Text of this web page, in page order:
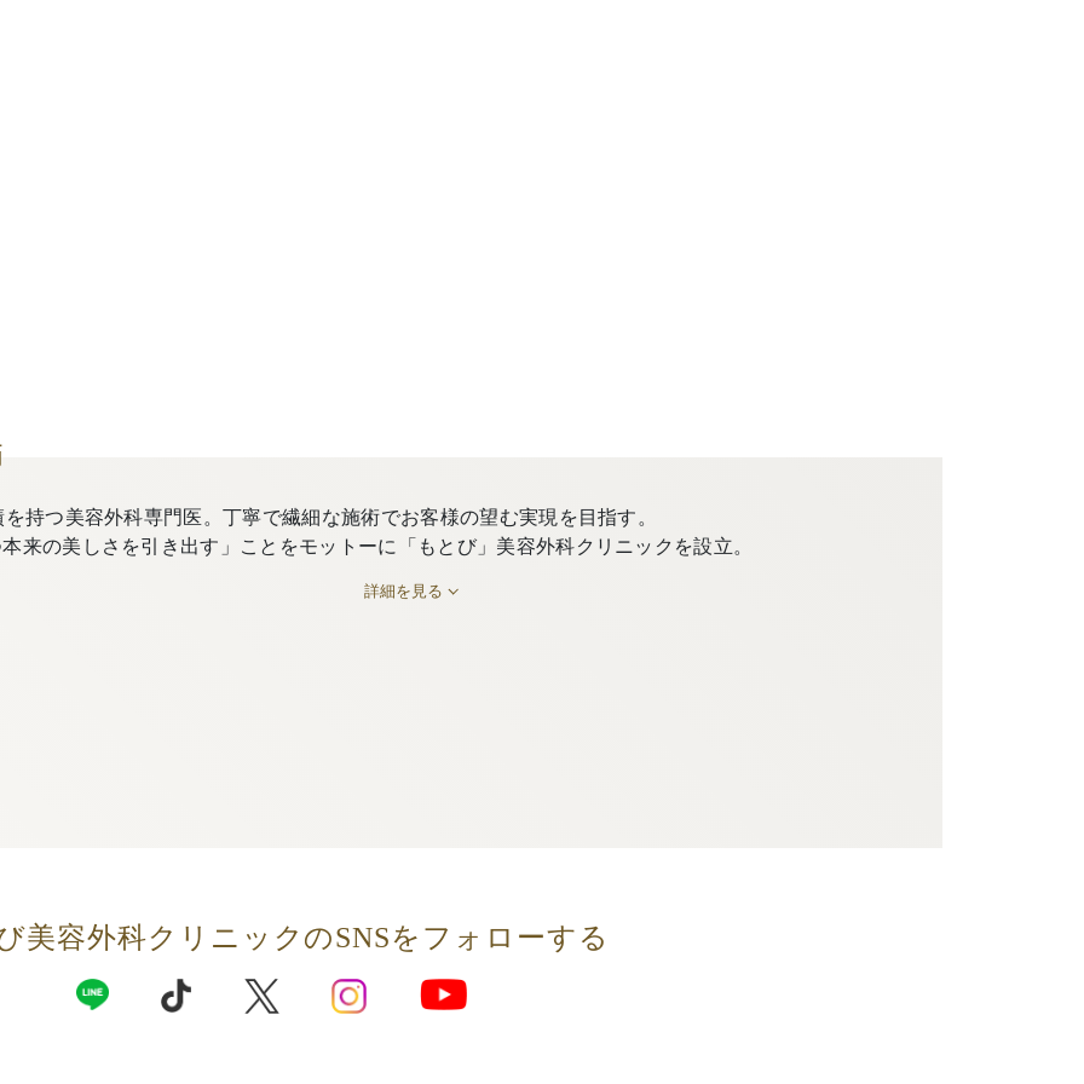
持つ美容外科専門医。丁寧で繊細な施術でお客様の望む実現を目指す。
来の美しさを引き出す」ことをモットーに「もとび」美容外科クリニックを設立。
詳細を見る
美容外科クリニックのSNSをフォローする